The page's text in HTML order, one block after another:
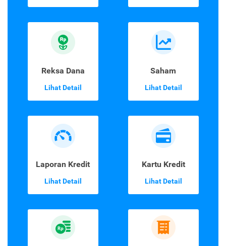
Reksa Dana
Lihat Detail
Saham
Lihat Detail
Laporan Kredit
Lihat Detail
Kartu Kredit
Lihat Detail